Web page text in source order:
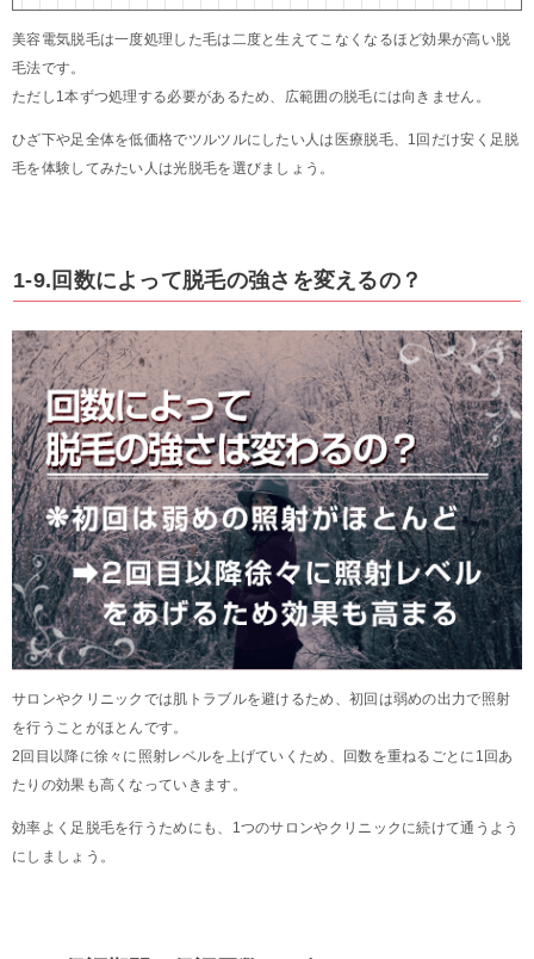
美容電気脱毛は一度処理した毛は二度と生えてこなくなるほど効果が高い脱
毛法です。
ただし1本ずつ処理する必要があるため、広範囲の脱毛には向きません。
ひざ下や足全体を低価格でツルツルにしたい人は医療脱毛、1回だけ安く足脱
毛を体験してみたい人は光脱毛を選びましょう。
1-9.回数によって脱毛の強さを変えるの？
サロンやクリニックでは肌トラブルを避けるため、初回は弱めの出力で照射
を行うことがほとんです。
2回目以降に徐々に照射レベルを上げていくため、回数を重ねるごとに1回あ
たりの効果も高くなっていきます。
効率よく足脱毛を行うためにも、1つのサロンやクリニックに続けて通うよう
にしましょう。